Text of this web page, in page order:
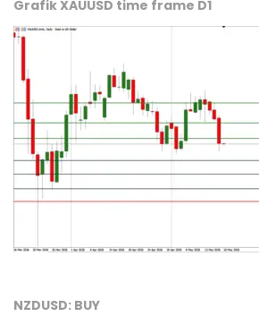
Grafik XAUUSD time frame D1
NZDUSD: BUY